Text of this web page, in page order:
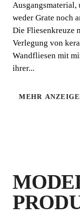
Ausgangsmaterial,
weder Grate noch
Die Fliesenkreuze
Verlegung von
Wandfliesen mit
ihrer...
MEHR